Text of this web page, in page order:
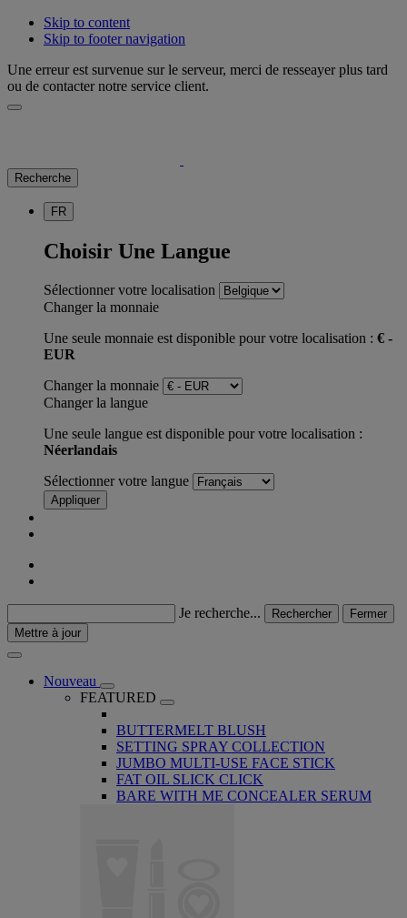
Skip to content
Skip to footer navigation
Une erreur est survenue sur le serveur, merci de resseayer plus tard
ou de contacter notre service client.
Recherche
FR
Choisir Une Langue
Sélectionner votre localisation
Changer la monnaie
Une seule monnaie est disponible pour votre localisation : € -
EUR
Changer la monnaie
Changer la langue
Une seule langue est disponible pour votre localisation :
Néerlandais
Sélectionner votre langue
Appliquer
Je recherche... Rechercher
Fermer
Mettre à jour
Nouveau
FEATURED
BUTTERMELT BLUSH
SETTING SPRAY COLLECTION
JUMBO MULTI-USE FACE STICK
FAT OIL SLICK CLICK
BARE WITH ME CONCEALER SERUM